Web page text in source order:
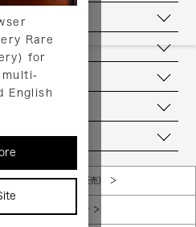
Rare
for
multi-
English
販売規約（店頭販売）
個人情報保護方針